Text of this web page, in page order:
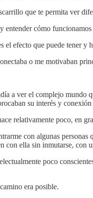
que te permita ver
entender cómo
el efecto que puede tener
o me motivaban
a ver el complejo mundo
su interés y
relativamente poco, en
con algunas
con ella sin inmutarse, con
poco
era posible.